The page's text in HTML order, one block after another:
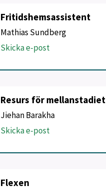
Fritidshemsassistent
Mathias Sundberg
Skicka e-post
Resurs för mellanstadiet
Jiehan Barakha
Skicka e-post
Flexen